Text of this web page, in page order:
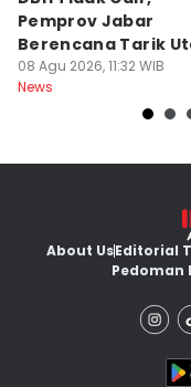
Pemprov Jabar
Berencana Tarik
Rp3,4 Triliun
08 Agu 2026, 11:32 WIB
News
About UsEditorial
Pedoman